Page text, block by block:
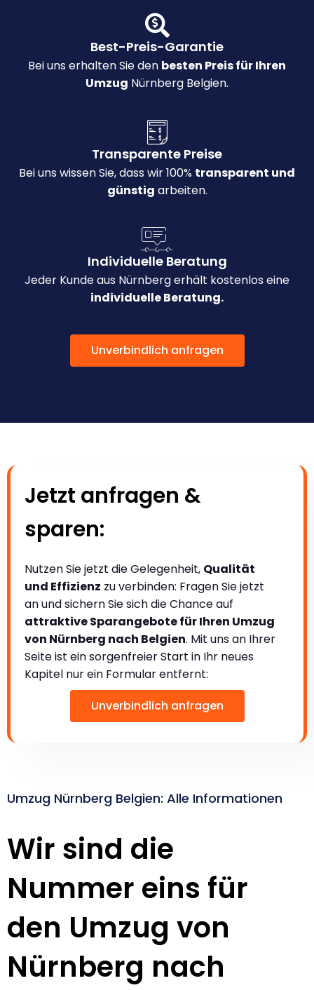
Best-Preis-Garantie
Bei uns erhalten Sie den besten Preis für Ihren
Umzug Nürnberg Belgien.
Transparente Preise
Bei uns wissen Sie, dass wir 100% transparent und
günstig arbeiten.
Individuelle Beratung
Jeder Kunde aus Nürnberg erhält kostenlos eine
individuelle Beratung.
Unverbindlich anfragen
Jetzt anfragen &
sparen:
Nutzen Sie jetzt die Gelegenheit, Qualität
und Effizienz zu verbinden: Fragen Sie jetzt
an und sichern Sie sich die Chance auf
attraktive Sparangebote für Ihren Umzug
von Nürnberg nach Belgien. Mit uns an Ihrer
Seite ist ein sorgenfreier Start in Ihr neues
Kapitel nur ein Formular entfernt:
Unverbindlich anfragen
Umzug Nürnberg Belgien: Alle Informationen
Wir sind die
Nummer eins für
den Umzug von
Nürnberg nach